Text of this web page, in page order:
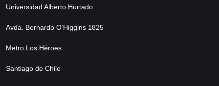
Universidad Alberto Hurtado
Avda. Bernardo O’Higgins 1825
Metro Los Héroes
Santiago de Chile